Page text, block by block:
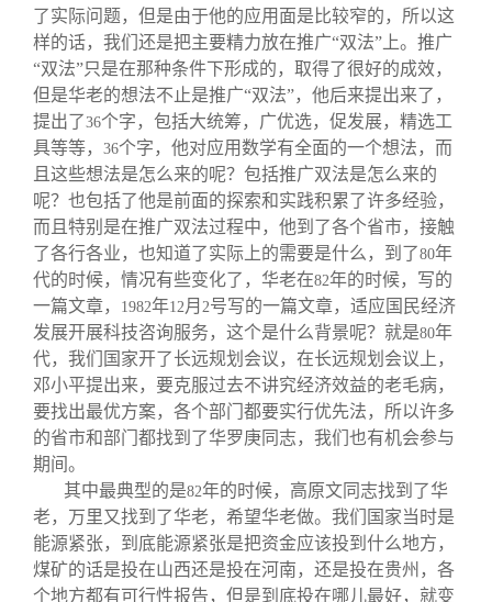
了实际问题，但是由于他的应用面是比较窄的，所以这
样的话，我们还是把主要精力放在推广“双法”上。推广
“双法”只是在那种条件下形成的，取得了很好的成效，
但是华老的想法不止是推广“双法”，他后来提出来了，
提出了36个字，包括大统筹，广优选，促发展，精选工
具等等， 36个字，他对应用数学有全面的一个想法，而
且这些想法是怎么来的呢？包括推广双法是怎么来的
呢？也包括了他是前面的探索和实践积累了许多经验，
而且特别是在推广双法过程中，他到了各个省市，接触
了各行各业，也知道了实际上的需要是什么，到了80年
代的时候，情况有些变化了，华老在82年的时候，写的
一篇文章，
1982年12月 2号写的一篇文章，适应国民经济
发展开展科技咨询服务，这个是什么背景呢？就是80年
代，我们国家开了长远规划会议，在长远规划会议上，
邓小平提出来，要克服过去不讲究经济效益的老毛病，
要找出最优方案，各个部门都要实行优先法，所以许多
的省市和部门都找到了华罗庚同志，我们也有机会参与
期间。
其中最典型的是82年的时候，高原文同志找到了华
老，万里又找到了华老，希望华老做。我们国家当时是
能源紧张，到底能源紧张是把资金应该投到什么地方，
煤矿的话是投在山西还是投在河南，还是投在贵州，各
个地方都有可行性报告，但是到底投在哪儿最好，就变